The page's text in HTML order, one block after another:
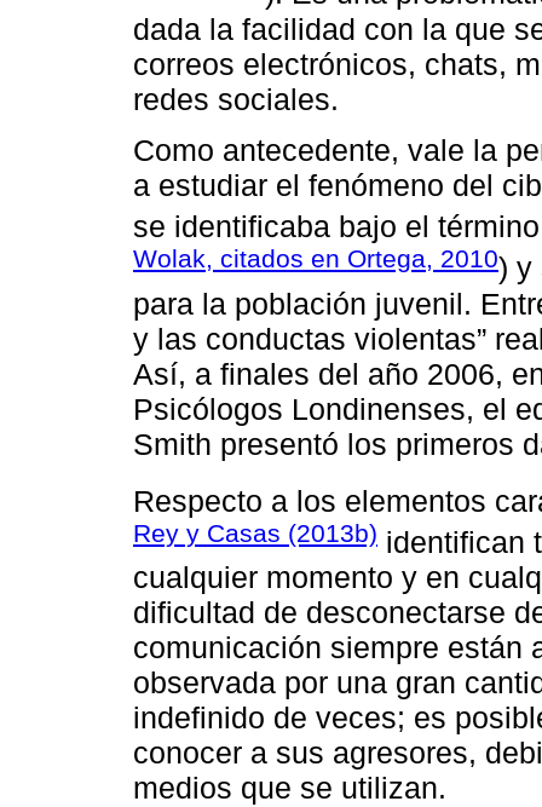
dada la facilidad con la que
correos electrónicos, chats,
redes sociales.
Como antecedente, vale la
a estudiar el fenómeno del
se identificaba bajo el
Wolak, citados en Ortega, 2010) y
para la población juvenil.
y las conductas violentas”
Así, a finales del año 2006,
Psicólogos Londinenses, el
Smith presentó los primeros
Respecto a los elementos
Rey y Casas (2013b) identifican
cualquier momento y en
dificultad de desconectarse
comunicación siempre están
observada por una gran
indefinido de veces; es
conocer a sus agresores,
medios que se utilizan.